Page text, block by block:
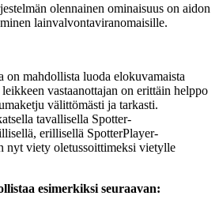
olennainen ominaisuus on aidon
lainvalvontaviranomaisille.
on mahdollista luoda elokuvamaista
vastaanottajan on erittäin helppo
välittömästi ja tarkasti.
tavallisella Spotter-
erillisellä SpotterPlayer-
nyt viety oletussoittimeksi vietylle
esimerkiksi seuraavan: